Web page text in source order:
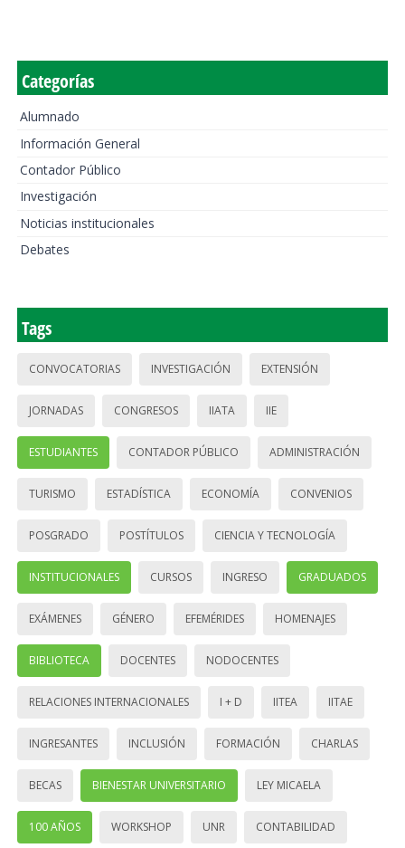
Categorías
Alumnado
Información General
Contador Público
Investigación
Noticias institucionales
Debates
Tags
CONVOCATORIAS INVESTIGACIÓN EXTENSIÓN
JORNADAS CONGRESOS IIATA IIE
ESTUDIANTES CONTADOR PÚBLICO ADMINISTRACIÓN
TURISMO ESTADÍSTICA ECONOMÍA CONVENIOS
POSGRADO POSTÍTULOS CIENCIA Y TECNOLOGÍA
INSTITUCIONALES CURSOS INGRESO GRADUADOS
EXÁMENES GÉNERO EFEMÉRIDES HOMENAJES
BIBLIOTECA DOCENTES NODOCENTES
RELACIONES INTERNACIONALES I + D IITEA IITAE
INGRESANTES INCLUSIÓN FORMACIÓN CHARLAS
BECAS BIENESTAR UNIVERSITARIO LEY MICAELA
100 AÑOS WORKSHOP UNR CONTABILIDAD